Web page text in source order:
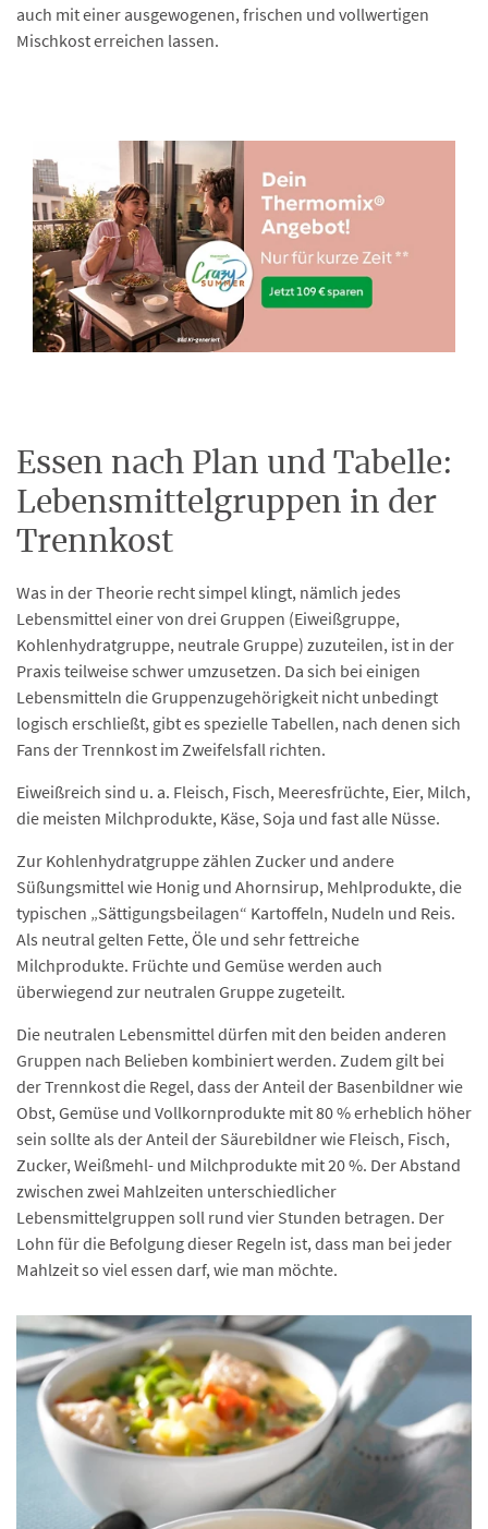
auch mit einer ausgewogenen, frischen und vollwertigen
Mischkost erreichen lassen.
Essen nach Plan und Tabelle:
Lebensmittelgruppen in der
Trennkost
Was in der Theorie recht simpel klingt, nämlich jedes
Lebensmittel einer von drei Gruppen (Eiweißgruppe,
Kohlenhydratgruppe, neutrale Gruppe) zuzuteilen, ist in der
Praxis teilweise schwer umzusetzen. Da sich bei einigen
Lebensmitteln die Gruppenzugehörigkeit nicht unbedingt
logisch erschließt, gibt es spezielle Tabellen, nach denen sich
Fans der Trennkost im Zweifelsfall richten.
Eiweißreich sind u. a. Fleisch, Fisch, Meeresfrüchte, Eier, Milch,
die meisten Milchprodukte, Käse, Soja und fast alle Nüsse.
Zur Kohlenhydratgruppe zählen Zucker und andere
Süßungsmittel wie Honig und Ahornsirup, Mehlprodukte, die
typischen „Sättigungsbeilagen“ Kartoffeln, Nudeln und Reis.
Als neutral gelten Fette, Öle und sehr fettreiche
Milchprodukte. Früchte und Gemüse werden auch
überwiegend zur neutralen Gruppe zugeteilt.
Die neutralen Lebensmittel dürfen mit den beiden anderen
Gruppen nach Belieben kombiniert werden. Zudem gilt bei
der Trennkost die Regel, dass der Anteil der Basenbildner wie
Obst, Gemüse und Vollkornprodukte mit 80 % erheblich höher
sein sollte als der Anteil der Säurebildner wie Fleisch, Fisch,
Zucker, Weißmehl- und Milchprodukte mit 20 %. Der Abstand
zwischen zwei Mahlzeiten unterschiedlicher
Lebensmittelgruppen soll rund vier Stunden betragen. Der
Lohn für die Befolgung dieser Regeln ist, dass man bei jeder
Mahlzeit so viel essen darf, wie man möchte.